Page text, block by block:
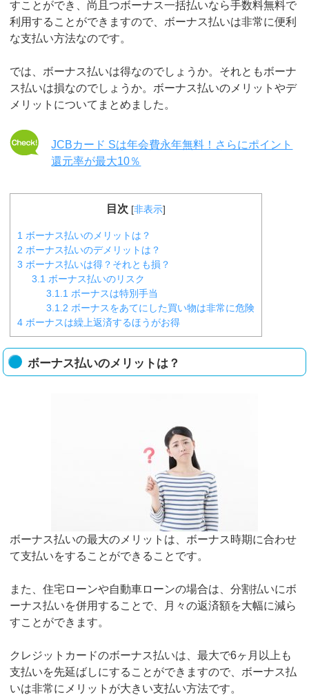
すことができ、尚且つボーナス一括払いなら手数料無料で
利用することができますので、ボーナス払いは非常に便利
な支払い方法なのです。
では、ボーナス払いは得なのでしょうか。それともボーナ
ス払いは損なのでしょうか。ボーナス払いのメリットやデ
メリットについてまとめました。
JCBカード Sは年会費永年無料！さらにポイント
還元率が最大10％
目次 [非表示]
1 ボーナス払いのメリットは？
2 ボーナス払いのデメリットは？
3 ボーナス払いは得？それとも損？
3.1 ボーナス払いのリスク
3.1.1 ボーナスは特別手当
3.1.2 ボーナスをあてにした買い物は非常に危険
4 ボーナスは繰上返済するほうがお得
ボーナス払いのメリットは？
ボーナス払いの最大のメリットは、ボーナス時期に合わせ
て支払いをすることができることです。
また、住宅ローンや自動車ローンの場合は、分割払いにボ
ーナス払いを併用することで、月々の返済額を大幅に減ら
すことができます。
クレジットカードのボーナス払いは、最大で6ヶ月以上も
支払いを先延ばしにすることができますので、ボーナス払
いは非常にメリットが大きい支払い方法です。